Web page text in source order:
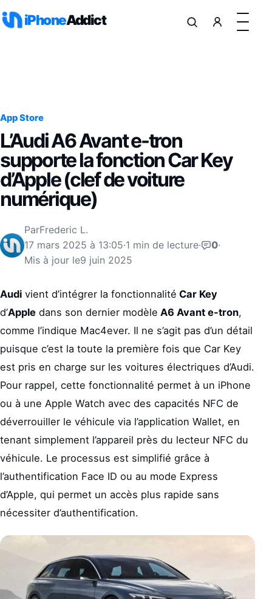
iPhoneAddict
App Store
L’Audi A6 Avant e-tron
supporte la fonction Car Key
d’Apple (clef de voiture
numérique)
ParFrederic L.
17 mars 2025 à 13:05·1 min de lecture· 0·
Mis à jour le9 juin 2025
Audi vient d’intégrer la fonctionnalité Car Key
d’Apple dans son dernier modèle A6 Avant e-tron,
comme l’indique Mac4ever. Il ne s’agit pas d’un détail
puisque c’est la toute la première fois que Car Key
est pris en charge sur les voitures électriques d’Audi.
Pour rappel, cette fonctionnalité permet à un iPhone
ou à une Apple Watch avec des capacités NFC de
déverrouiller le véhicule via l’application Wallet, en
tenant simplement l’appareil près du lecteur NFC du
véhicule. Le processus est simplifié grâce à
l’authentification Face ID ou au mode Express
d’Apple, qui permet un accès plus rapide sans
nécessiter d’authentification.